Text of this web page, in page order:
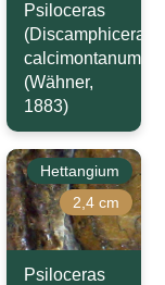
Psiloceras
(Discamphiceras)
calcimontanum
(Wähner,
1883)
Hettangium
2,4 cm
Psiloceras